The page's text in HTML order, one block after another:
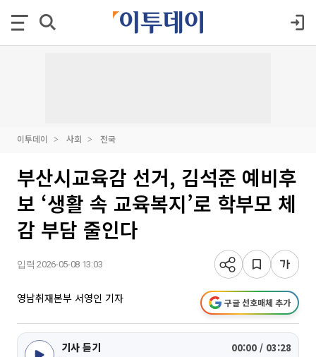
이투데이 사회 전국
부산시교육감 선거, 김석준 예비후
보 ‘생활 속 교육복지’로 학부모 체
감 부담 줄인다
입력 2026-05-08 13:03
영남취재본부 서영인 기자 구글 선호매체 추가
기사 듣기 00:00 / 03:28